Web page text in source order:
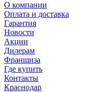
О компании
Оплата и доставка
Гарантия
Новости
Акции
Дилерам
Франшиза
Где купить
Контакты
Краснодар